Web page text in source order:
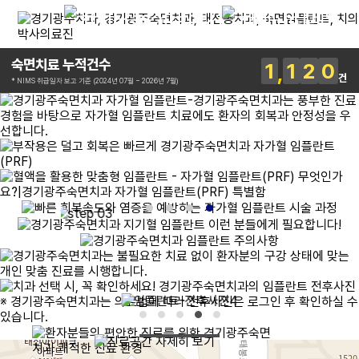
숙면치료 누적건수
* NIMS 취급일자 보고 기준 (2024년 07월 ~ 2026년 7월) 1 1 2 0 건